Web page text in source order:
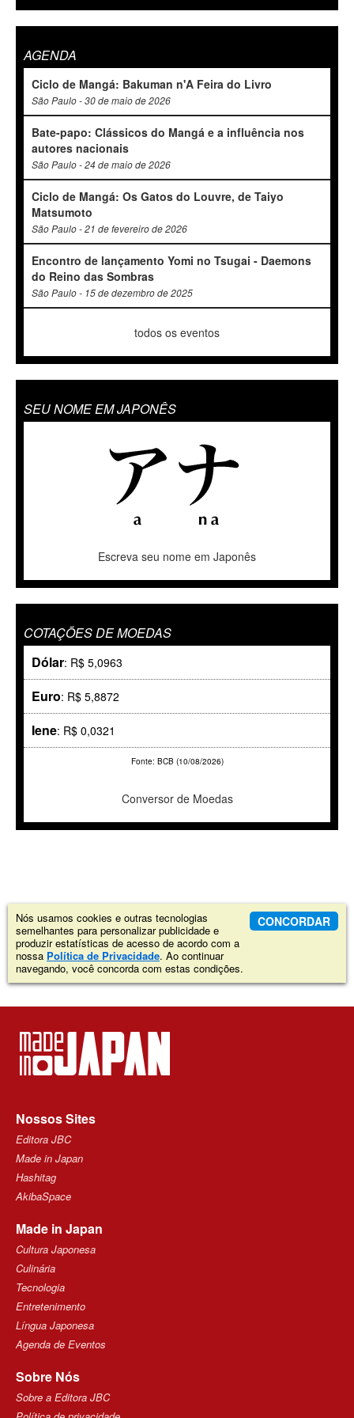
AGENDA
Ciclo de Mangá: Bakuman n'A Feira do Livro
São Paulo - 30 de maio de 2026
Bate-papo: Clássicos do Mangá e a influência nos
autores nacionais
São Paulo - 24 de maio de 2026
Ciclo de Mangá: Os Gatos do Louvre, de Taiyo
Matsumoto
São Paulo - 21 de fevereiro de 2026
Encontro de lançamento Yomi no Tsugai - Daemons
do Reino das Sombras
São Paulo - 15 de dezembro de 2025
todos os eventos
SEU NOME EM JAPONÊS
Escreva seu nome em Japonês
COTAÇÕES DE MOEDAS
Dólar: R$ 5,0963
Euro: R$ 5,8872
Iene: R$ 0,0321
Fonte: BCB (10/08/2026)
Conversor de Moedas
Nós usamos cookies e outras tecnologias
semelhantes para personalizar publicidade e
produzir estatísticas de acesso de acordo com a
nossa Política de Privacidade. Ao continuar
navegando, você concorda com estas condições.
CONCORDAR
Nossos Sites
Editora JBC
Made in Japan
Hashitag
AkibaSpace
Made in Japan
Cultura Japonesa
Culinária
Tecnologia
Entretenimento
Língua Japonesa
Agenda de Eventos
Sobre Nós
Sobre a Editora JBC